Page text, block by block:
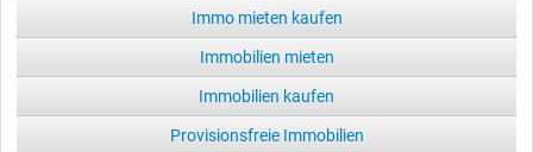
Immo mieten kaufen
Immobilien mieten
Immobilien kaufen
Provisionsfreie Immobilien